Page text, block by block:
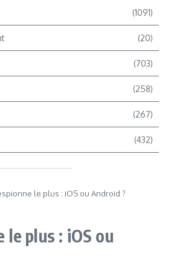
(1091)
(20)
(703)
(258)
(267)
(432)
le plus : iOS ou Android ?
le plus : iOS ou